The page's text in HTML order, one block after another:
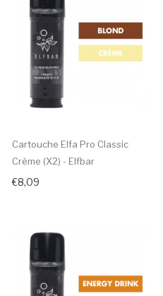
Cartouche Elfa Pro Classic
Crème (x2) - Elfbar
€8,09